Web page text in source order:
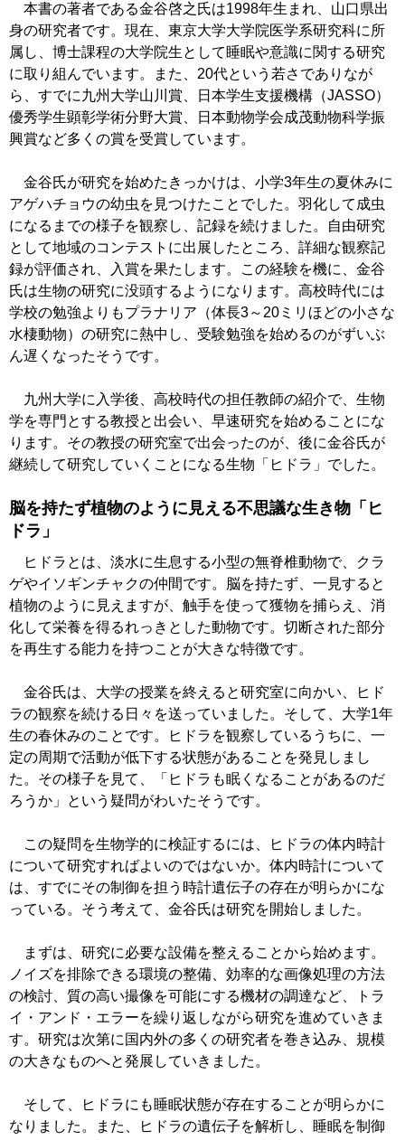
本書の著者である金谷啓之氏は1998年生まれ、山口県出
身の研究者です。現在、東京大学大学院医学系研究科に所
属し、博士課程の大学院生として睡眠や意識に関する研究
に取り組んでいます。また、20代という若さでありなが
ら、すでに九州大学山川賞、日本学生支援機構（JASSO）
優秀学生顕彰学術分野大賞、日本動物学会成茂動物科学振
興賞など多くの賞を受賞しています。
金谷氏が研究を始めたきっかけは、小学3年生の夏休みに
アゲハチョウの幼虫を見つけたことでした。羽化して成虫
になるまでの様子を観察し、記録を続けました。自由研究
として地域のコンテストに出展したところ、詳細な観察記
録が評価され、入賞を果たします。この経験を機に、金谷
氏は生物の研究に没頭するようになります。高校時代には
学校の勉強よりもプラナリア（体長3～20ミリほどの小さな
水棲動物）の研究に熱中し、受験勉強を始めるのがずいぶ
ん遅くなったそうです。
九州大学に入学後、高校時代の担任教師の紹介で、生物
学を専門とする教授と出会い、早速研究を始めることにな
ります。その教授の研究室で出会ったのが、後に金谷氏が
継続して研究していくことになる生物「ヒドラ」でした。
脳を持たず植物のように見える不思議な生き物「ヒ
ドラ」
ヒドラとは、淡水に生息する小型の無脊椎動物で、クラ
ゲやイソギンチャクの仲間です。脳を持たず、一見すると
植物のように見えますが、触手を使って獲物を捕らえ、消
化して栄養を得るれっきとした動物です。切断された部分
を再生する能力を持つことが大きな特徴です。
金谷氏は、大学の授業を終えると研究室に向かい、ヒド
ラの観察を続ける日々を送っていました。そして、大学1年
生の春休みのことです。ヒドラを観察しているうちに、一
定の周期で活動が低下する状態があることを発見しまし
た。その様子を見て、「ヒドラも眠くなることがあるのだ
ろうか」という疑問がわいたそうです。
この疑問を生物学的に検証するには、ヒドラの体内時計
について研究すればよいのではないか。体内時計について
は、すでにその制御を担う時計遺伝子の存在が明らかにな
っている。そう考えて、金谷氏は研究を開始しました。
まずは、研究に必要な設備を整えることから始めます。
ノイズを排除できる環境の整備、効率的な画像処理の方法
の検討、質の高い撮像を可能にする機材の調達など、トラ
イ・アンド・エラーを繰り返しながら研究を進めていきま
す。研究は次第に国内外の多くの研究者を巻き込み、規模
の大きなものへと発展していきました。
そして、ヒドラにも睡眠状態が存在することが明らかに
なりました。また、ヒドラの遺伝子を解析し、睡眠を制御